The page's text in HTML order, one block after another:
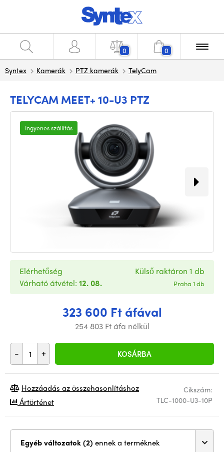
0 0
Syntex Kamerák PTZ kamerák TelyCam
TELYCAM MEET+ 10-U3 PTZ
Ingyenes szállítás
323 600 Ft áfával
254 803 Ft áfa nélkül
- + KOSÁRBA
Elérhetőség
Várható átvétel: 12. 08.
Külső raktáron 1 db
Praha 1 db
Cikszám:
TLC-1000-U3-10P
Hozzáadás az összehasonlításhoz
Ártörténet
Egyéb változatok (2) ennek a terméknek